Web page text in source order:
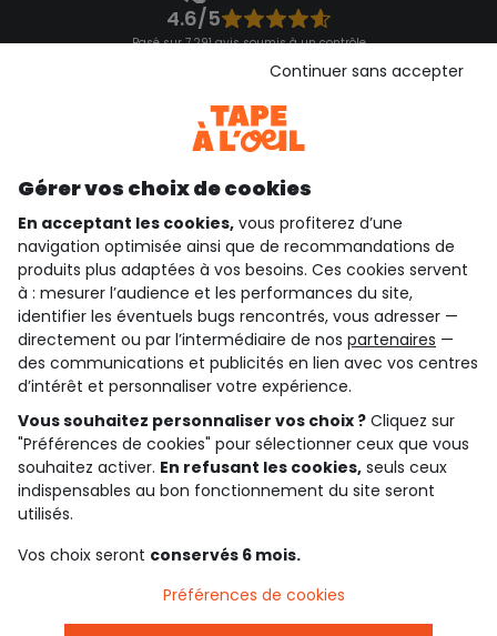
4.6/5
Basé sur 7 291 avis soumis à un contrôle
Consulter les CGU
qui sommes-nous ?
besoin d'aide ?
le club fidélité
notre catalogue
Conditions générales de ventes et d'utilisation
Conditions d’utilisation des réseaux sociaux
Politique de confidentialité
Cookies et données personnelles
Paramètres des cookies
Gérer vos choix de cookies
En acceptant les cookies, vous profiterez d’une
navigation optimisée ainsi que de recommandations de
produits plus adaptées à vos besoins. Ces cookies servent
à : mesurer l’audience et les performances du site,
identifier les éventuels bugs rencontrés, vous adresser —
directement ou par l’intermédiaire de nos partenaires —
des communications et publicités en lien avec vos centres
d’intérêt et personnaliser votre expérience.
Vous souhaitez personnaliser vos choix ? Cliquez sur
"Préférences de cookies" pour sélectionner ceux que vous
souhaitez activer. En refusant les cookies, seuls ceux
indispensables au bon fonctionnement du site seront
utilisés.
Vos choix seront conservés 6 mois.
Continuer sans accepter
Préférences de cookies